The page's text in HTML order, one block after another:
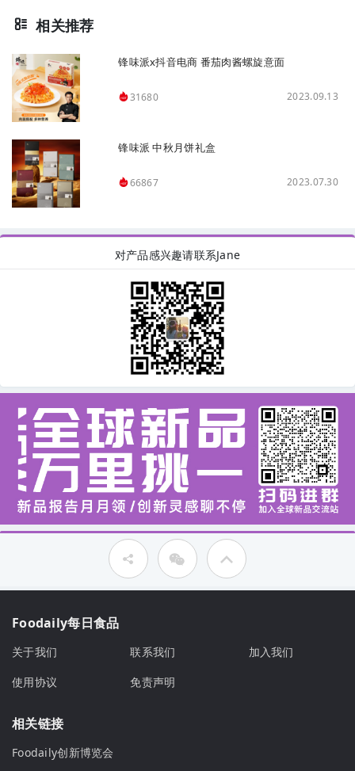
相关推荐
锋味派x抖音电商 番茄肉酱螺旋意面
31680 2023.09.13
锋味派 中秋月饼礼盒
66867 2023.07.30
对产品感兴趣请联系Jane
Foodaily每日食品
关于我们 联系我们
加入我们
使用协议
免责声明
相关链接
Foodaily创新博览会